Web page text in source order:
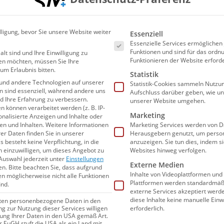
haben wir knapp, aber verdient
Basis gelegt“, sagte TeamcoachKarsten
Mannschaft für morgen für das
Super Final: „Trotz aller positiver Aktionen
besser zu spielen.“
ein Stück näher ans
nur selten in der Lage,ihr starkes
bevor Sie unsere Website weiter
sind und Ihre Einwilligung zu
möchten, müssen Sie Ihre
Erlaubnis bitten.
andere Technologien auf unserer
sind essenziell, während andere uns
Ihre Erfahrung zu verbessern.
können verarbeitet werden (z. B. IP-
Anzeigen und Inhalte oder
und Inhalten.Weitere Informationen
Daten finden Sie in unserer
besteht keine Verpflichtung, in die
um dieses Angebot zu
jederzeit unter Einstellungen
Bitte beachten Sie, dass aufgrund
möglicherweise nicht alle Funktionen
personenbezogene Daten in den
zur Nutzung dieser Services willigen
Ihrer Daten in den USA gemäß Art.
Es folgt eine Liste der
Essenziell
Essenzielle Services
Funktionen und sind für das
Funktionieren der Website
Statistik
Statistik-Cookies sammeln
Aufschluss darüber geben, wie
unserer Website umgehen.
Marketing
Marketing Services werden von
Herausgebern genutzt, um
anzuzeigen. Sie tun dies, indem
Websites hinweg verfolgen.
Externe Medien
Inhalte von Videoplattformen
Plattformen werden
externe Services akzeptiert
diese Inhalte keine manuelle
erforderlich.